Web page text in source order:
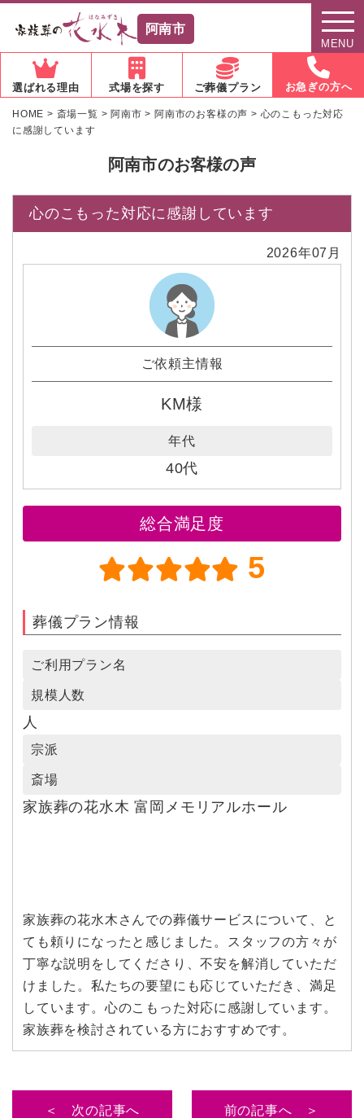
阿南市
MENU
選ばれる理由 式場を探す ご葬儀プラン お急ぎの方へ
HOME > 斎場一覧 > 阿南市 > 阿南市のお客様の声 > 心のこもった対応
に感謝しています
阿南市のお客様の声
心のこもった対応に感謝しています
2026年07月
ご依頼主情報
KM様
年代
40代
総合満足度
5
葬儀プラン情報
ご利用プラン名
規模人数
人
宗派
斎場
家族葬の花水木 富岡メモリアルホール
家族葬の花水木さんでの葬儀サービスについて、と
ても頼りになったと感じました。スタッフの方々が
丁寧な説明をしてくださり、不安を解消していただ
けました。私たちの要望にも応じていただき、満足
しています。心のこもった対応に感謝しています。
家族葬を検討されている方におすすめです。
＜ 次の記事へ 前の記事へ ＞